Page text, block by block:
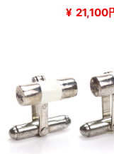
¥ 21,100